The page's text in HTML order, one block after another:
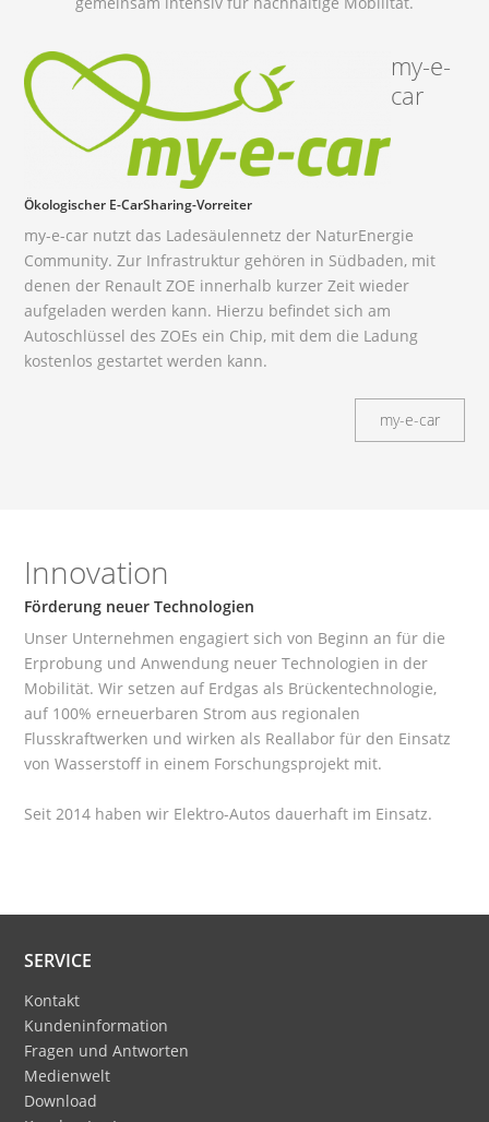
my-e-
car
Ökologischer E-CarSharing-Vorreiter
my-e-car nutzt das Ladesäulennetz der NaturEnergie
Community. Zur Infrastruktur gehören in Südbaden, mit
denen der Renault ZOE innerhalb kurzer Zeit wieder
aufgeladen werden kann. Hierzu befindet sich am
Autoschlüssel des ZOEs ein Chip, mit dem die Ladung
kostenlos gestartet werden kann.
my-e-car
Innovation
Förderung neuer Technologien
Unser Unternehmen engagiert sich von Beginn an für die
Erprobung und Anwendung neuer Technologien in der
Mobilität. Wir setzen auf Erdgas als Brückentechnologie,
auf 100% erneuerbaren Strom aus regionalen
Flusskraftwerken und wirken als Reallabor für den Einsatz
von Wasserstoff in einem Forschungsprojekt mit.
Seit 2014 haben wir Elektro-Autos dauerhaft im Einsatz.
SERVICE
Kontakt
Kundeninformation
Fragen und Antworten
Medienwelt
Download